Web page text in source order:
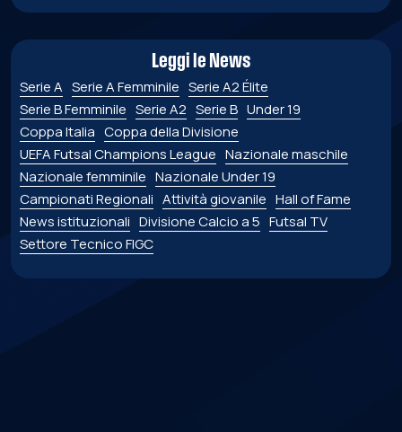
Leggi le News
Serie A Serie A Femminile Serie A2 Élite
Serie B Femminile Serie A2 Serie B Under 19
Coppa Italia Coppa della Divisione
UEFA Futsal Champions League Nazionale maschile
Nazionale femminile Nazionale Under 19
Campionati Regionali Attività giovanile Hall of Fame
News istituzionali Divisione Calcio a 5 Futsal TV
Settore Tecnico FIGC